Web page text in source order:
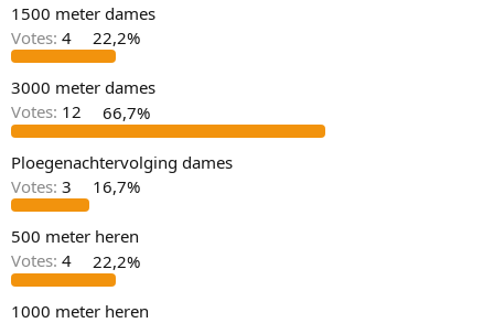
1500 meter dames
Votes: 4 22,2%
3000 meter dames
Votes: 12 66,7%
Ploegenachtervolging dames
Votes: 3 16,7%
500 meter heren
Votes: 4 22,2%
1000 meter heren